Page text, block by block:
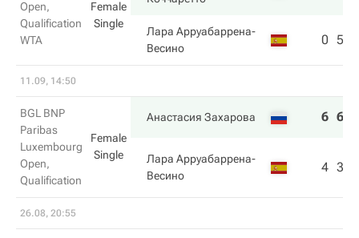
Open,
Qualification
WTA
Female
Single
Лара Арруабаррена-
Весино
0 5
11.09, 14:50
BGL BNP
Paribas
Luxembourg
Open,
Qualification
Female
Single
Анастасия Захарова 6 6
Лара Арруабаррена-
Весино
4 3
26.08, 20:55